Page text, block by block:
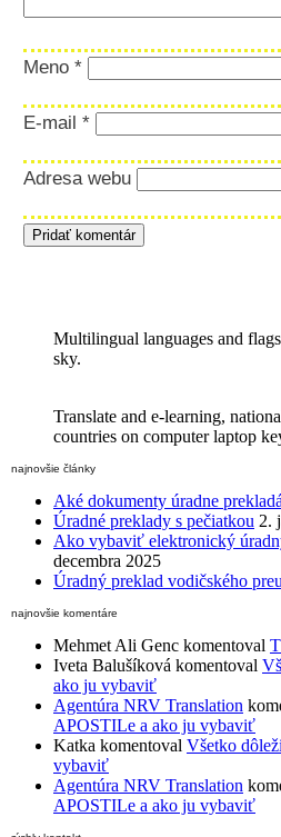
Meno *
E-mail *
Adresa webu
Multilingual languages and
sky.
Translate and e-learning,
countries on computer laptop
najnovšie články
Aké dokumenty úradne
Úradné preklady s pečiatkou 2.
Ako vybaviť elektronický
decembra 2025
Úradný preklad vodičského
najnovšie komentáre
Mehmet Ali Genc komentoval
Iveta Balušíková komentoval
ako ju vybaviť
Agentúra NRV Translation
APOSTILe a ako ju vybaviť
Katka komentoval Všetko
vybaviť
Agentúra NRV Translation
APOSTILe a ako ju vybaviť